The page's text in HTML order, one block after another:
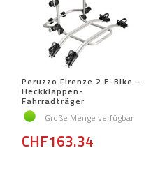
Peruzzo Firenze 2 E-Bike –
Heckklappen-
Fahrradträger
Große Menge verfügbar
CHF163.34